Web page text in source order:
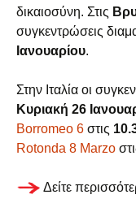
δικαιοσύνη. Στις
συγκεντρώσεις
Ιανουαρίου.
Στην Ιταλία οι
Κυριακή 26
Borromeo 6 στις
Rotonda 8 Marzo
Δείτε